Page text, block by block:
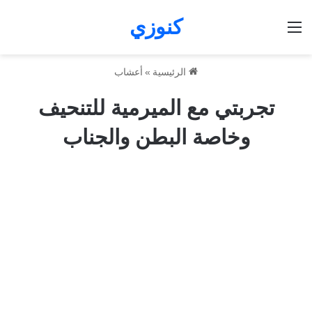
كنوزي
الرئيسية » أعشاب
تجربتي مع الميرمية للتنحيف
وخاصة البطن والجناب